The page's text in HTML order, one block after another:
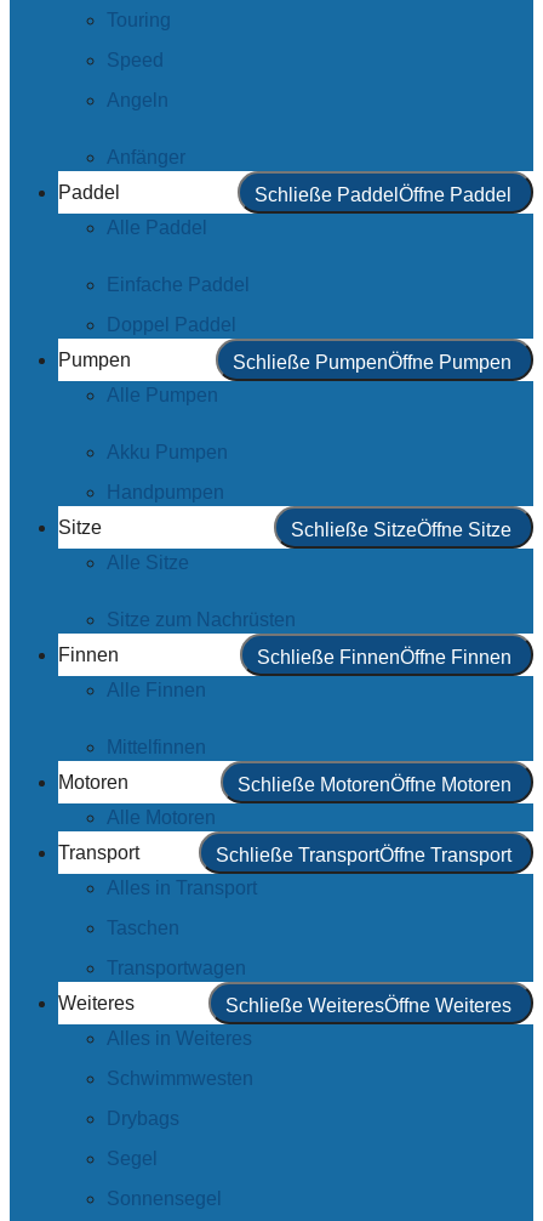
Touring
Speed
Angeln
Anfänger
Paddel
Schließe Paddel Öffne Paddel
Alle Paddel
Einfache Paddel
Doppel Paddel
Pumpen
Schließe PumpenÖffne Pumpen
Alle Pumpen
Akku Pumpen
Handpumpen
Sitze
Schließe SitzeÖffne Sitze
Alle Sitze
Sitze zum Nachrüsten
Finnen
Schließe FinnenÖffne Finnen
Alle Finnen
Mittelfinnen
Motoren
Schließe MotorenÖffne Motoren
Alle Motoren
Transport
Schließe TransportÖffne Transport
Alles in Transport
Taschen
Transportwagen
Weiteres
Schließe WeiteresÖffne Weiteres
Alles in Weiteres
Schwimmwesten
Drybags
Segel
Sonnensegel